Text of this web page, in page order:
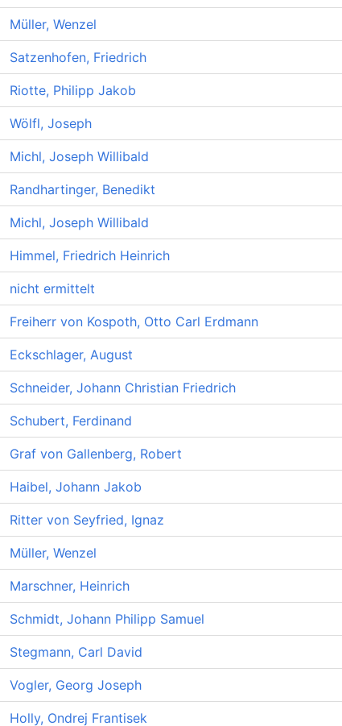
Müller, Wenzel
Satzenhofen, Friedrich
Riotte, Philipp Jakob
Wölfl, Joseph
Michl, Joseph Willibald
Randhartinger, Benedikt
Michl, Joseph Willibald
Himmel, Friedrich Heinrich
nicht ermittelt
Freiherr von Kospoth, Otto Carl Erdmann
Eckschlager, August
Schneider, Johann Christian Friedrich
Schubert, Ferdinand
Graf von Gallenberg, Robert
Haibel, Johann Jakob
Ritter von Seyfried, Ignaz
Müller, Wenzel
Marschner, Heinrich
Schmidt, Johann Philipp Samuel
Stegmann, Carl David
Vogler, Georg Joseph
Holly, Ondrej Frantisek